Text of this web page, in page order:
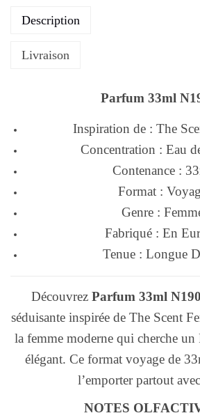
Description
Livraison
Parfum 33ml
Inspiration de : The
Concentration : Eau
Contenance :
Format :
Genre :
Fabriqué : En
Tenue : Longue
Découvrez Parfum 33ml N190
séduisante inspirée de The Scent
la femme moderne qui cherche
élégant. Ce format voyage de
l’emporter partout
NOTES